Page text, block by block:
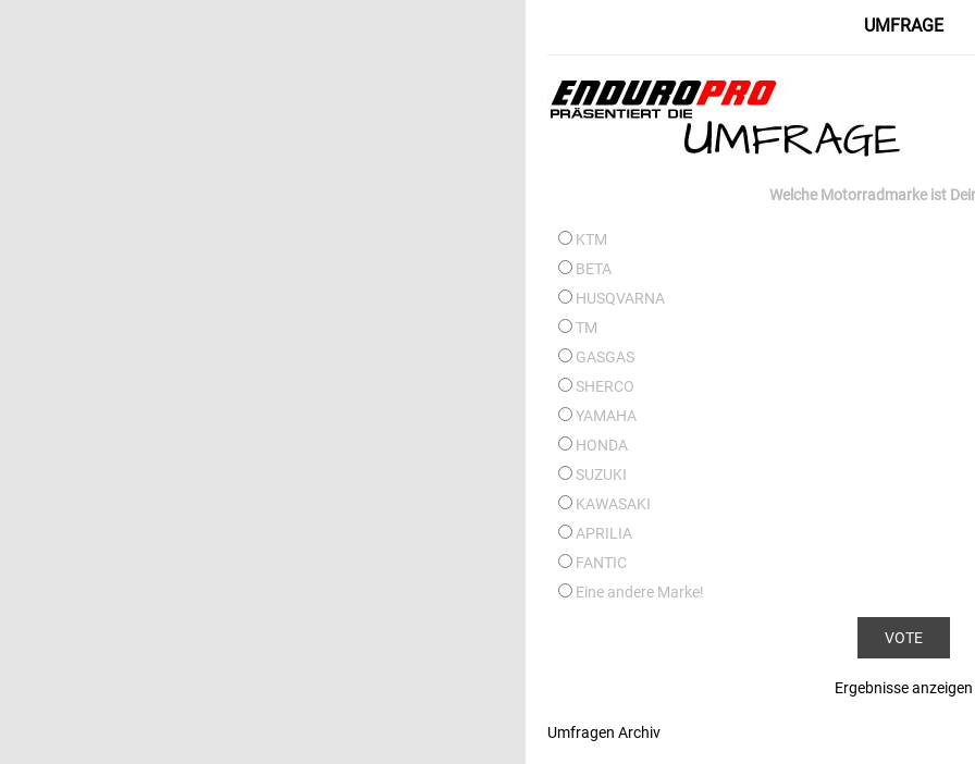
UMFRAGE
Welche Motorradmarke ist
KTM
BETA
HUSQVARNA
TM
GASGAS
SHERCO
YAMAHA
HONDA
SUZUKI
KAWASAKI
APRILIA
FANTIC
Eine andere Marke!
Ergebnisse anzeigen
Umfragen Archiv